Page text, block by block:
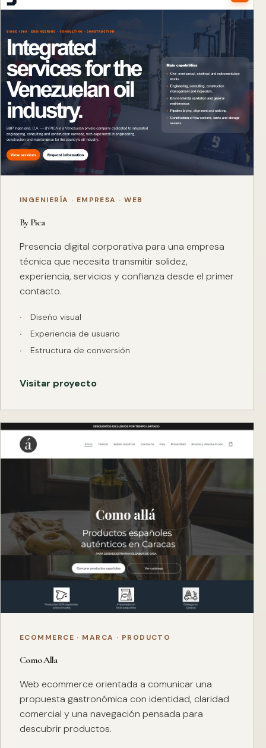
INGENIERÍA · EMPRESA · WEB
By Pica
Presencia digital corporativa para una empresa
técnica que necesita transmitir solidez,
experiencia, servicios y confianza desde el primer
contacto.
Diseño visual
Experiencia de usuario
Estructura de conversión
Visitar proyecto
ECOMMERCE · MARCA · PRODUCTO
Como Alla
Web ecommerce orientada a comunicar una
propuesta gastronómica con identidad, claridad
comercial y una navegación pensada para
descubrir productos.